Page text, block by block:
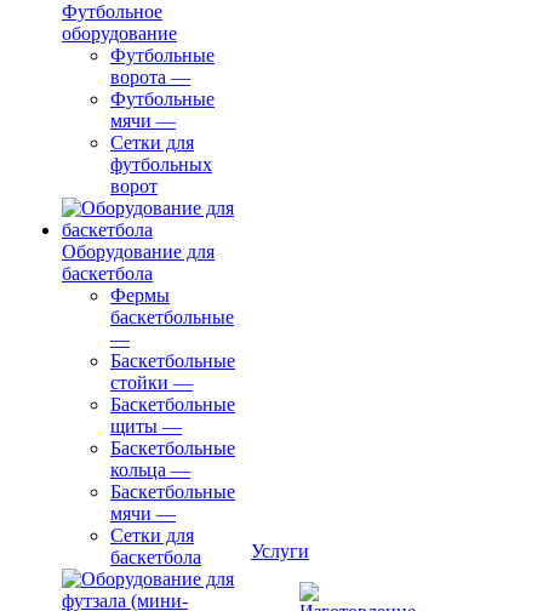
Футбольное
оборудование
Футбольные
ворота —
Футбольные
мячи —
Сетки для
футбольных
ворот
Оборудование для
баскетбола
Фермы
баскетбольные
—
Баскетбольные
стойки —
Баскетбольные
щиты —
Баскетбольные
кольца —
Баскетбольные
мячи —
Сетки для
баскетбола
Услуги